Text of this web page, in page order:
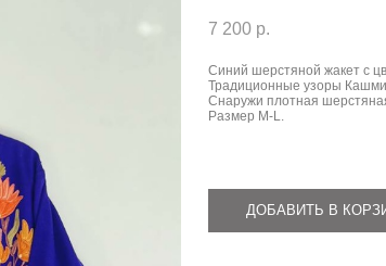
7 200 p.
Синий шерстяной жакет с
Традиционные узоры
Снаружи плотная
Размер М-L.
ДОБАВИТЬ В